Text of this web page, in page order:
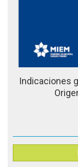
Indicaciones